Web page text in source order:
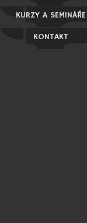
KURZY A SEMINÁŘE
KONTAKT